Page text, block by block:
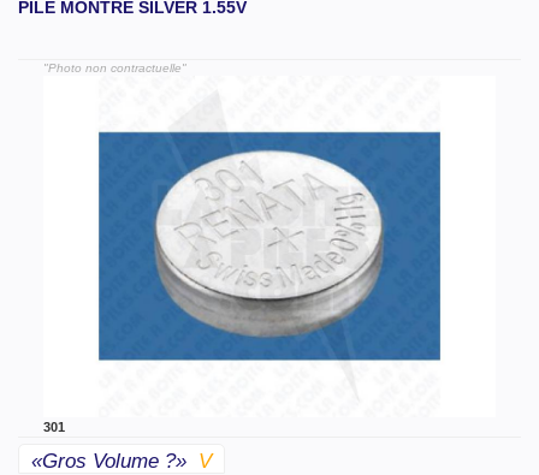
PILE MONTRE SILVER 1.55V
"Photo non contractuelle"
301
«gros Volume ?» V